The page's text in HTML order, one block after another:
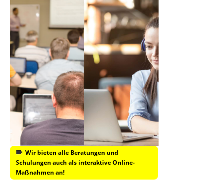
Wir bieten alle Beratungen und
Schulungen auch als interaktive Online-
Maßnahmen an!